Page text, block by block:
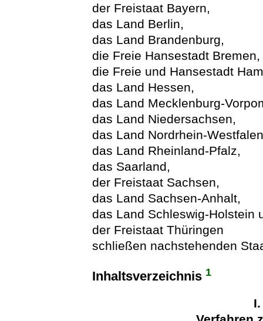
der Freistaat Bayern,
das Land Berlin,
das Land Brandenburg,
die Freie Hansestadt Bremen,
die Freie und Hansestadt
das Land Hessen,
das Land Mecklenburg-
das Land Niedersachsen,
das Land Nordrhein-
das Land Rheinland-Pfalz,
das Saarland,
der Freistaat Sachsen,
das Land Sachsen-Anhalt,
das Land Schleswig-Holstein
der Freistaat Thüringen
schließen nachstehenden
Inhaltsverzeichnis 1